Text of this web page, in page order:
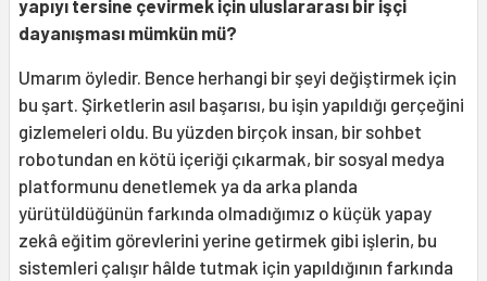
yapıyı tersine çevirmek için uluslararası bir işçi
dayanışması mümkün mü?
Umarım öyledir. Bence herhangi bir şeyi değiştirmek için
bu şart. Şirketlerin asıl başarısı, bu işin yapıldığı gerçeğini
gizlemeleri oldu. Bu yüzden birçok insan, bir sohbet
robotundan en kötü içeriği çıkarmak, bir sosyal medya
platformunu denetlemek ya da arka planda
yürütüldüğünün farkında olmadığımız o küçük yapay
zekâ eğitim görevlerini yerine getirmek gibi işlerin, bu
sistemleri çalışır hâlde tutmak için yapıldığının farkında